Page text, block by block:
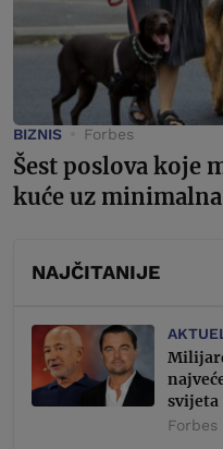
BIZNIS Forbes
Šest poslova koje
kuće uz
NAJČITANIJE
svijeta
Forbes